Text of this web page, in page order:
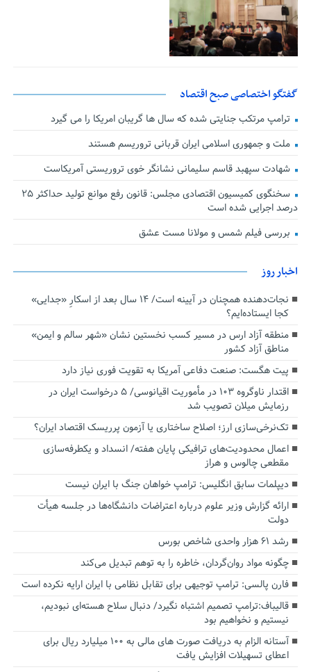
گفتگو اختصاصی صبح اقتصاد
ترامپ مرتکب جنایتی شده که سال ها گریبان امریکا را می گیرد
ملت و جمهوری اسلامی ایران قربانی تروریسم هستند
شهادت سپهبد قاسم سلیمانی نشانگر خوی تروریستی آمریکاست
سخنگوی کمیسیون اقتصادی مجلس: قانون رفع موانع تولید حداکثر ۲۵
درصد اجرایی شده است
بررسی فیلم شمس و مولانا مست عشق
اخبار روز
نجات‌دهنده‌ همچنان در آیینه است/ ۱۴ سال بعد از اسکارِ «جدایی»
کجا ایستاده‌ایم؟
منطقه آزاد ارس در مسیر کسب نخستین نشان «شهر سالم و ایمن»
مناطق آزاد کشور
پیت هگست: صنعت دفاعی آمریکا به تقویت فوری نیاز دارد
اقتدار ناوگروه ۱۰۳ در مأموریت‌ اقیانوسی/ ۵ درخواست ایران در
رزمایش میلان تصویب شد
تک‌نرخی‌سازی ارز؛ اصلاح ساختاری یا آزمون پرریسک اقتصاد ایران؟
اعمال محدودیت‌های ترافیکی پایان هفته/ انسداد و یکطرفه‌سازی
مقطعی چالوس و هراز
دیپلمات سابق انگلیس:‌ ترامپ خواهان جنگ با ایران نیست
ارائه گزارش وزیر علوم درباره اعتراضات دانشگاه‌ها در جلسه هیأت
دولت
رشد ۶۱ هزار واحدی شاخص بورس
چگونه مواد روان‌گردان، خاطره را به توهم تبدیل می‌کند
فارن پالسی: ترامپ توجیهی برای تقابل نظامی با ایران ارایه نکرده است
قالیباف:ترامپ تصمیم اشتباه نگیرد/ دنبال سلاح هسته‌ای نبودیم،
نیستیم و نخواهیم بود
آستانه الزام به دریافت صورت های مالی به ۱۰۰ میلیارد ریال برای
اعطای تسهیلات افزایش یافت